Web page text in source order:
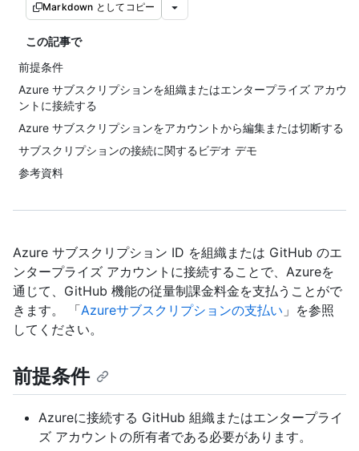
Markdown としてコピー
この記事で
前提条件
Azure サブスクリプションを組織またはエンタープライズ アカウ
ントに接続する
Azure サブスクリプションをアカウントから編集または切断する
サブスクリプションの接続に関するビデオ デモ
参考資料
Azure サブスクリプション ID を組織または GitHub のエ
ンタープライズ アカウントに接続することで、Azureを
通じて、GitHub 機能の従量制課金料金を支払うことがで
きます。 「Azureサブスクリプションの支払い 」を参照
してください。
前提条件
Azureに接続する GitHub 組織またはエンタープライ
ズ アカウントの所有者である必要があります。